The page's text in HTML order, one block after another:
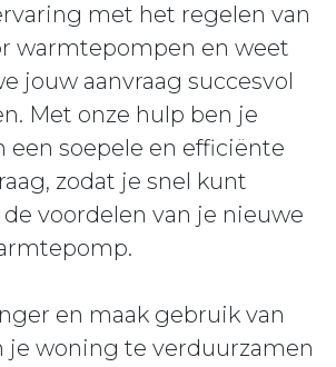
met het regelen van
warmtepompen en weet
jouw aanvraag succesvol
Met onze hulp ben je
een soepele en efficiënte
zodat je snel kunt
voordelen van je nieuwe
en maak gebruik van
je woning te verduurzamen